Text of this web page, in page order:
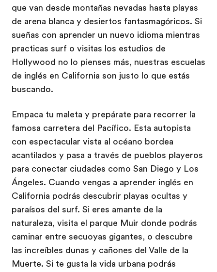
que van desde montañas nevadas hasta playas
de arena blanca y desiertos fantasmagóricos. Si
sueñas con aprender un nuevo idioma mientras
practicas surf o visitas los estudios de
Hollywood no lo pienses más, nuestras escuelas
de inglés en California son justo lo que estás
buscando.
Empaca tu maleta y prepárate para recorrer la
famosa carretera del Pacífico. Esta autopista
con espectacular vista al océano bordea
acantilados y pasa a través de pueblos playeros
para conectar ciudades como San Diego y Los
Ángeles. Cuando vengas a aprender inglés en
California podrás descubrir playas ocultas y
paraísos del surf. Si eres amante de la
naturaleza, visita el parque Muir donde podrás
caminar entre secuoyas gigantes, o descubre
las increíbles dunas y cañones del Valle de la
Muerte. Si te gusta la vida urbana podrás